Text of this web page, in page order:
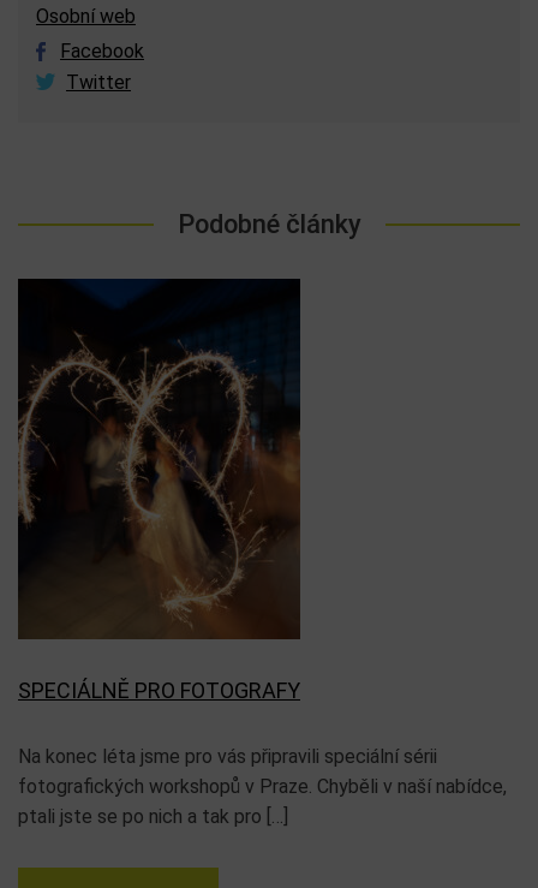
Osobní web
Facebook
Twitter
Podobné články
SPECIÁLNĚ PRO FOTOGRAFY
Na konec léta jsme pro vás připravili speciální sérii
fotografických workshopů v Praze. Chyběli v naší nabídce,
ptali jste se po nich a tak pro […]